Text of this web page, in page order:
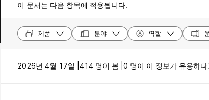
이 문서는 다음 항목에 적용됩니다.
제품 분야 역할
2026년 4월 17일 | 414 명이 봄 | 0 명이 이 정보가 유용하